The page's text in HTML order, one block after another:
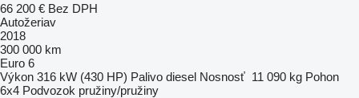
66 200 € Bez DPH
Autožeriav
2018
300 000 km
Euro 6
Výkon 316 kW (430 HP) Palivo diesel Nosnosť 11 090 kg Pohon
6x4 Podvozok pružiny/pružiny